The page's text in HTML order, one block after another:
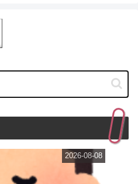
2026-08-08